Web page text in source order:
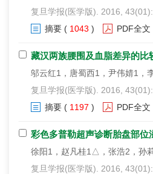
复旦学报(医学版). 2016, 43(01):
摘要 ( 1043 ) PDF全文
藏汉两族腰围及血脂差异的比
邬云红1，唐蜀西1，尹伟婧1，
复旦学报(医学版). 2016,
摘要 ( 1197 ) PDF全文
彩色多普勒超声诊断胎盘部位
徐阳1，赵凡桂1△，张浩2，孙
复旦学报(医学版). 2016, 43(01):